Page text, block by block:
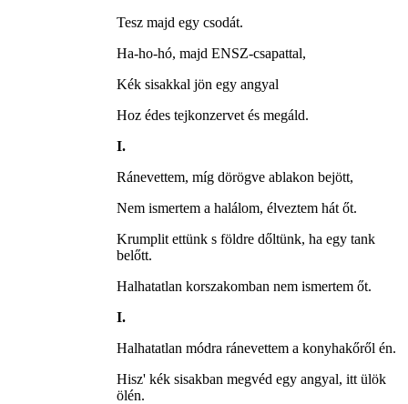
Tesz majd egy csodát.
Ha-ho-hó, majd ENSZ-csapattal,
Kék sisakkal jön egy angyal
Hoz édes tejkonzervet és megáld.
I.
Ránevettem, míg dörögve ablakon bejött,
Nem ismertem a halálom, élveztem hát őt.
Krumplit ettünk s földre dőltünk, ha egy tank
belőtt.
Halhatatlan korszakomban nem ismertem őt.
I.
Halhatatlan módra ránevettem a konyhakőről én.
Hisz' kék sisakban megvéd egy angyal, itt ülök
ölén.